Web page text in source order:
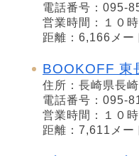
電話番号：095-
営業時間：１０
距離：6,166メー
BOOKOFF 東
住所：長崎県長
電話番号：095-
営業時間：１０
距離：7,611メー